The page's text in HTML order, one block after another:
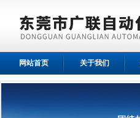
网站首页 关于我们